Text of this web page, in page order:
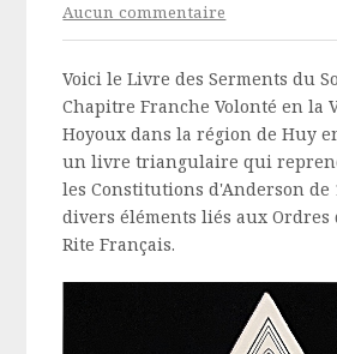
Aucun commentaire
Voici le Livre des Serments du
Chapitre Franche Volonté en la
Hoyoux dans la région de Huy
un livre triangulaire qui
les Constitutions d'Anderson de
divers éléments liés aux Ordres
Rite Français.